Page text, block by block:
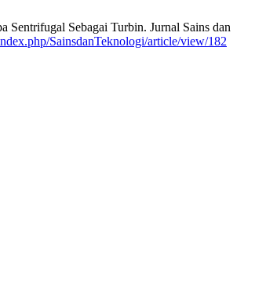
Sebagai Turbin. Jurnal Sains dan
SainsdanTeknologi/article/view/182